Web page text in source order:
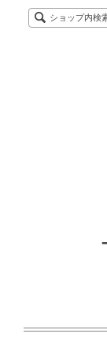
ショップ内検